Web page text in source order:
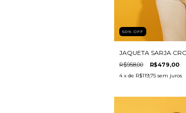
50% OFF
JAQUETA SARJA
R$958,00 R$479,00
4 x de R$119,75 sem juros